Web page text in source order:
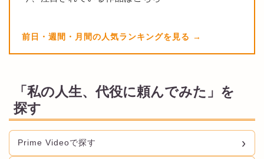
前日・週間・月間の人気ランキングを見る
「私の人生、代役に頼んでみた」を
探す
Prime Videoで探す